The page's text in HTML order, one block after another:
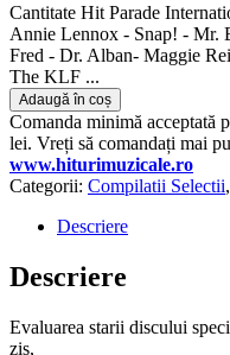
Cantitate Hit Parade
Annie Lennox - Snap! - Mr.
Fred - Dr. Alban- Maggie
The KLF ...
Adaugă în coș
Comanda minimă acceptată
lei. Vreți să comandați mai
www.hiturimuzicale.ro
Categorii: Compilatii Selectii,
Descriere
Descriere
Evaluarea starii discului
zis,